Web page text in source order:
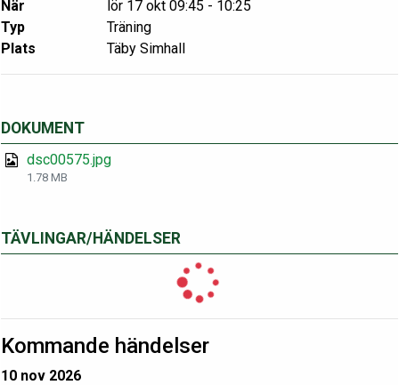
När
lör 17 okt 09:45 - 10:25
Typ
Träning
Plats
Täby Simhall
DOKUMENT
dsc00575.jpg
1.78 MB
TÄVLINGAR/HÄNDELSER
Kommande händelser
10 nov 2026